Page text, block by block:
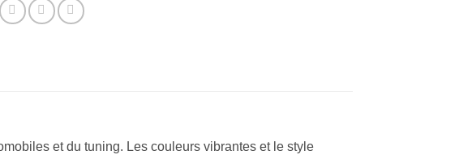
et du tuning. Les couleurs vibrantes et le style